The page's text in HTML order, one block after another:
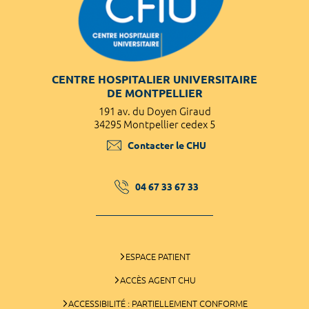
CENTRE HOSPITALIER UNIVERSITAIRE
DE MONTPELLIER
191 av. du Doyen Giraud
34295 Montpellier cedex 5
Contacter le CHU
04 67 33 67 33
ESPACE PATIENT
ACCÈS AGENT CHU
ACCESSIBILITÉ : PARTIELLEMENT CONFORME